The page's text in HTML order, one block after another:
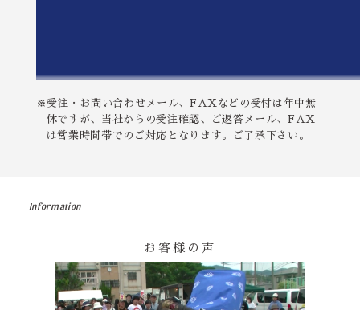
※受注・お問い合わせメール、FAXなどの受付は年中無
休ですが、当社からの受注確認、ご返答メール、FAX
は営業時間帯でのご対応となります。ご了承下さい。
Information
お客様の声